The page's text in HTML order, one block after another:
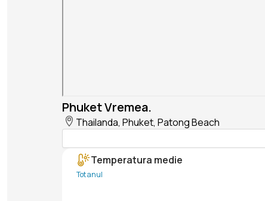
Phuket Vremea.
Thailanda, Phuket, Patong Beach
Temperatura medie
Tot anul